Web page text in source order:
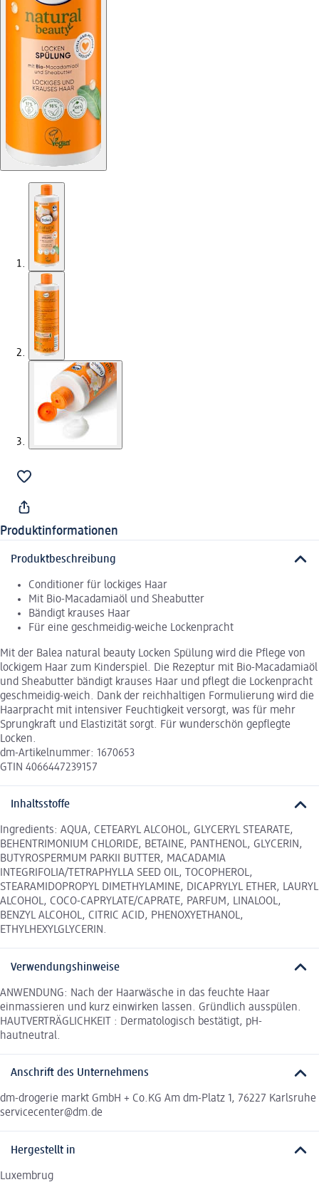
Produktinformationen
Produktbeschreibung
Conditioner für lockiges Haar
Mit Bio-Macadamiaöl und Sheabutter
Bändigt krauses Haar
Für eine geschmeidig-weiche Lockenpracht
Mit der Balea natural beauty Locken Spülung wird die Pflege von
lockigem Haar zum Kinderspiel. Die Rezeptur mit Bio-Macadamiaöl
und Sheabutter bändigt krauses Haar und pflegt die Lockenpracht
geschmeidig-weich. Dank der reichhaltigen Formulierung wird die
Haarpracht mit intensiver Feuchtigkeit versorgt, was für mehr
Sprungkraft und Elastizität sorgt. Für wunderschön gepflegte
Locken.
dm-Artikelnummer: 1670653
GTIN 4066447239157
Inhaltsstoffe
Ingredients: AQUA, CETEARYL ALCOHOL, GLYCERYL STEARATE,
BEHENTRIMONIUM CHLORIDE, BETAINE, PANTHENOL, GLYCERIN,
BUTYROSPERMUM PARKII BUTTER, MACADAMIA
INTEGRIFOLIA/TETRAPHYLLA SEED OIL, TOCOPHEROL,
STEARAMIDOPROPYL DIMETHYLAMINE, DICAPRYLYL ETHER, LAURYL
ALCOHOL, COCO-CAPRYLATE/CAPRATE, PARFUM, LINALOOL,
BENZYL ALCOHOL, CITRIC ACID, PHENOXYETHANOL,
ETHYLHEXYLGLYCERIN.
Verwendungshinweise
ANWENDUNG: Nach der Haarwäsche in das feuchte Haar
einmassieren und kurz einwirken lassen. Gründlich ausspülen.
HAUTVERTRÄGLICHKEIT : Dermatologisch bestätigt, pH-
hautneutral.
Anschrift des Unternehmens
dm-drogerie markt GmbH + Co.KG Am dm-Platz 1, 76227 Karlsruhe
servicecenter@dm.de
Hergestellt in
Luxembrug